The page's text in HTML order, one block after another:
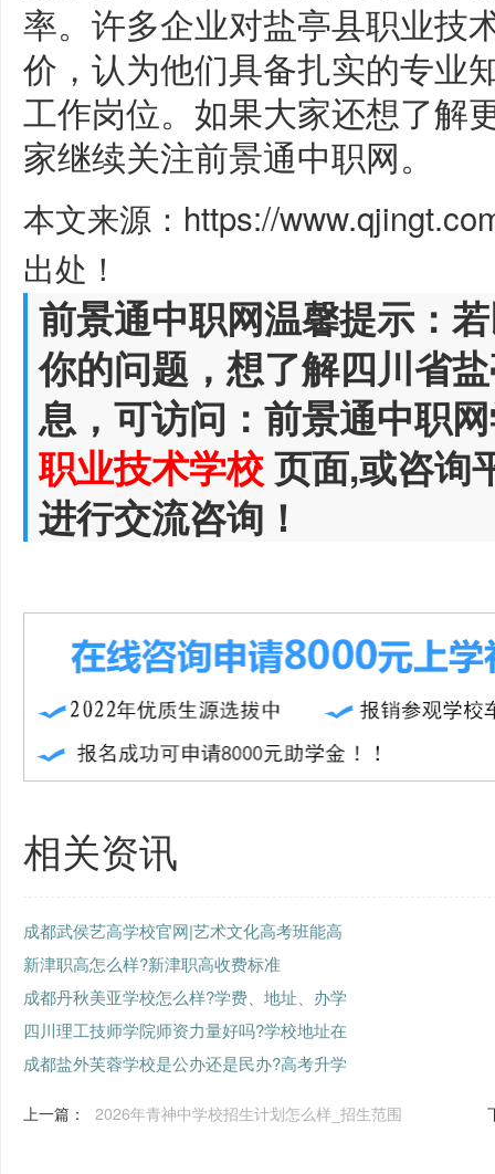
率。许多企业对盐亭县职业技
价，认为他们具备扎实的专业
工作岗位。如果大家还想了解
家继续关注前景通中职网。
本文来源：https://
出处！
前景通中职网温馨提示：
你的问题，想了解四川省
息，可访问：前景通中职
职业技术学校页面,或咨询
进行交流咨询！
相关资讯
成都武侯艺高学校官网|艺术文化高考班能高
新津职高怎么样?新津职高收费标准
成都丹秋美亚学校怎么样?学费、地址、办学
四川理工技师学院师资力量好吗?学校地址在
成都盐外芙蓉学校是公办还是民办?高考升学
上一篇： 2026年青神中学校招生计划怎么样_招生范围